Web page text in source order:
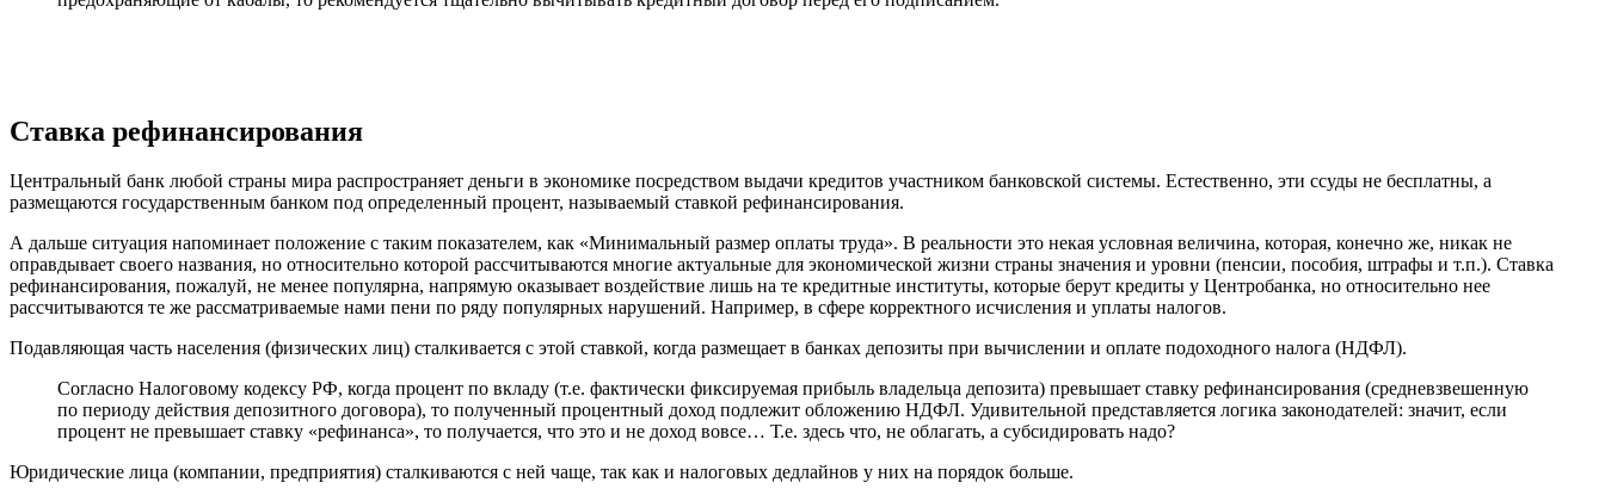
Ставка рефинансирования
Центральный банк любой страны мира распространяет деньги в экономике посредством выдачи кредитов участником банковской системы. Естественно, эти ссуды не бесплатны, а
размещаются государственным банком под определенный процент, называемый ставкой рефинансирования.
А дальше ситуация напоминает положение с таким показателем, как «Минимальный размер оплаты труда». В реальности это некая условная величина, которая, конечно же, никак не
оправдывает своего названия, но относительно которой рассчитываются многие актуальные для экономической жизни страны значения и уровни (пенсии, пособия, штрафы и т.п.). Ставка
рефинансирования, пожалуй, не менее популярна, напрямую оказывает воздействие лишь на те кредитные институты, которые берут кредиты у Центробанка, но относительно нее
рассчитываются те же рассматриваемые нами пени по ряду популярных нарушений. Например, в сфере корректного исчисления и уплаты налогов.
Подавляющая часть населения (физических лиц) сталкивается с этой ставкой, когда размещает в банках депозиты при вычислении и оплате подоходного налога (НДФЛ).
Согласно Налоговому кодексу РФ, когда процент по вкладу (т.е. фактически фиксируемая прибыль владельца депозита) превышает ставку рефинансирования (средневзвешенную
по периоду действия депозитного договора), то полученный процентный доход подлежит обложению НДФЛ. Удивительной представляется логика законодателей: значит, если
процент не превышает ставку «рефинанса», то получается, что это и не доход вовсе… Т.е. здесь что, не облагать, а субсидировать надо?
Юридические лица (компании, предприятия) сталкиваются с ней чаще, так как и налоговых дедлайнов у них на порядок больше.